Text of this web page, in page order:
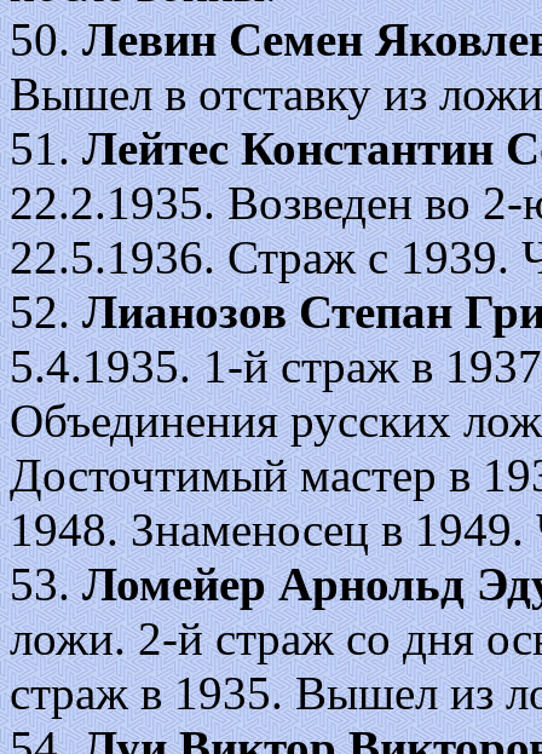
50.Левин Семен
Вышел в отставку из
51.Лейтес Константин
22.2.1935. Возведен во
22.5.1936. Страж с 1939.
52.Лианозов Степан
5.4.1935. 1-й страж в
Объединения русских
Досточтимый мастер в
1948. Знаменосец в
53.Ломейер Арнольд
ложи. 2-й страж со дня
страж в 1935. Вышел из